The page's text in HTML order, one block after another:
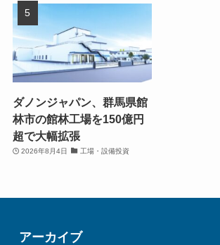
ダノンジャパン、群馬県館
林市の館林工場を150億円
超で大幅拡張
2026年8月4日 工場・設備投資
アーカイブ